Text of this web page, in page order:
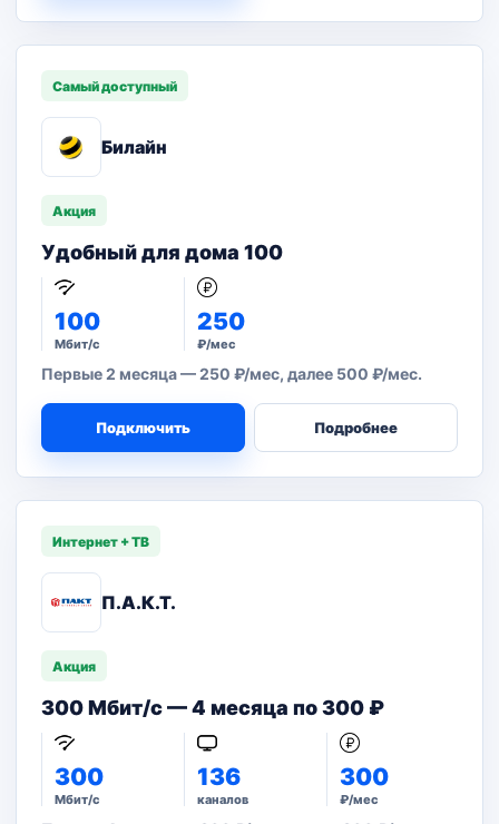
Самый доступный
Билайн
Акция
Удобный для дома 100
100
Мбит/с
250
₽/мес
Первые 2 месяца — 250 ₽/мес, далее 500 ₽/мес.
Подключить Подробнее
Интернет + ТВ
П.А.К.Т.
Акция
300 Мбит/с — 4 месяца по 300 ₽
300
Мбит/с
136
каналов
300
₽/мес